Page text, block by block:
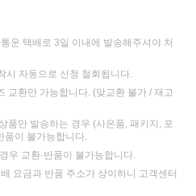
운 택배로 3일 이내에 발송해주셔야 처
시 자동으로 신청 철회됩니다.
교환만 가능합니다. (맞교환 불가 / 재고
품만 발송하는 경우 (사은품, 패키지, 포
품이 불가능합니다.
우 교환·반품이 불가능합니다.
요금과 반품 주소가 상이하니 고객센터